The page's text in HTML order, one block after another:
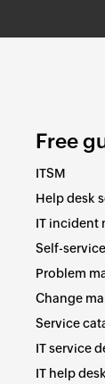
Free
ITSM
Help desk
IT incident
Self-
Problem
Change
Service
IT service
IT help